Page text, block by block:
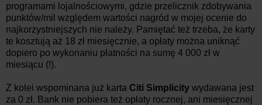
programami lojalnościowymi, gdzie przelicznik zdobywania
punktów/mil względem wartości nagród w mojej ocenie do
najkorzystniejszych nie należy. Pamiętać też trzeba, że karty
te kosztują aż 18 zł miesięcznie, a opłaty można uniknąć
dopiero po wykonaniu płatności na sumę 4 000 zł w
miesiącu (!).
Z kolei wspominana już karta Citi Simplicity wydawana jest
za 0 zł. Bank nie pobiera też opłaty rocznej, ani miesięcznej